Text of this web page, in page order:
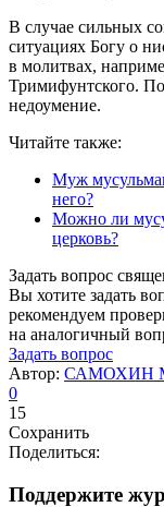
В случае сильных
ситуациях Богу о
в молитвах,
Тримифунтского.
недоумение.
Читайте также:
Муж
него?
Можно ли
церковь?
Задать вопрос
Вы хотите задать
рекомендуем
на аналогичный
Задать вопрос
Автор: САМОХИН
0
15
Сохранить
Поделиться:
Поддержите